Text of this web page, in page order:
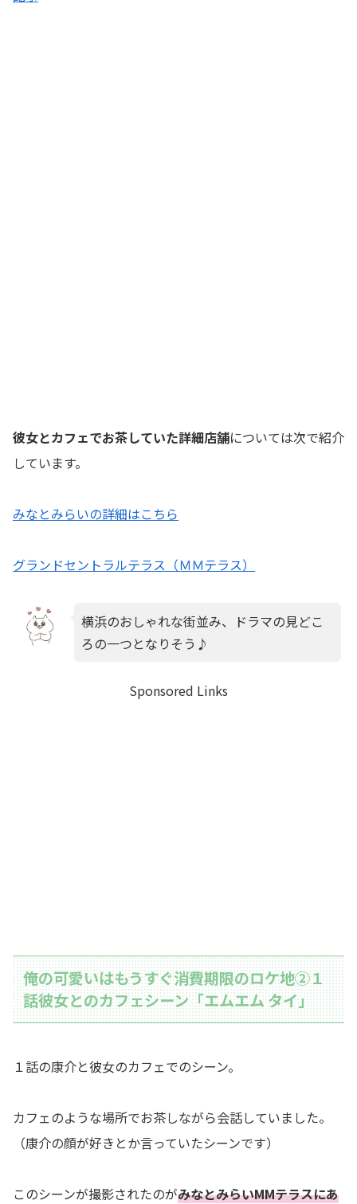
彼女とカフェでお茶していた詳細店舗については次で紹介
しています。
みなとみらいの詳細はこちら
グランドセントラルテラス（ＭＭテラス）
横浜のおしゃれな街並み、ドラマの見どこ
ろの一つとなりそう♪
Sponsored Links
俺の可愛いはもうすぐ消費期限のロケ地②１
話彼女とのカフェシーン「エムエム タイ」
１話の康介と彼女のカフェでのシーン。
カフェのような場所でお茶しながら会話していました。
（康介の顔が好きとか言っていたシーンです）
このシーンが撮影されたのがみなとみらいMMテラスにあ